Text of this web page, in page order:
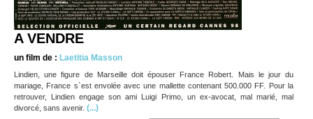
A VENDRE
un film de : Laetitia Masson
Lindien, une figure de Marseille doit épouser France Robert. Mais le jour du
mariage, France s`est envolée avec une mallette contenant 500.000 FF. Pour la
retrouver, Lindien engage son ami Luigi Primo, un ex-avocat, mal marié, mal
divorcé, sans avenir. (...)